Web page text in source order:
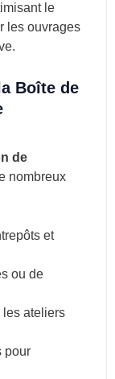
le
les ouvrages
Boîte de
de
nombreux
et
ou de
les ateliers
pour